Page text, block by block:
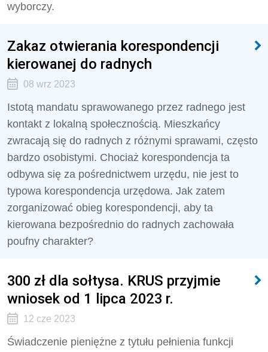
wyborczy.
Zakaz otwierania korespondencji
kierowanej do radnych
08 wrz 2023
Istotą mandatu sprawowanego przez radnego jest
kontakt z lokalną społecznością. Mieszkańcy
zwracają się do radnych z różnymi sprawami, często
bardzo osobistymi. Chociaż korespondencja ta
odbywa się za pośrednictwem urzędu, nie jest to
typowa korespondencja urzędowa. Jak zatem
zorganizować obieg korespondencji, aby ta
kierowana bezpośrednio do radnych zachowała
poufny charakter?
300 zł dla sołtysa. KRUS przyjmie
wniosek od 1 lipca 2023 r.
12 cze 2023
Świadczenie pieniężne z tytułu pełnienia funkcji